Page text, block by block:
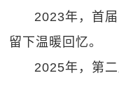
2023年，首
留下温暖回忆。
2025年，第